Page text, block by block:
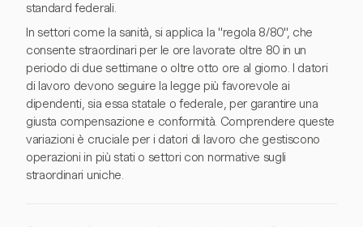
standard federali.
In settori come la sanità, si applica la "regola 8/80", che
consente straordinari per le ore lavorate oltre 80 in un
periodo di due settimane o oltre otto ore al giorno. I datori
di lavoro devono seguire la legge più favorevole ai
dipendenti, sia essa statale o federale, per garantire una
giusta compensazione e conformità. Comprendere queste
variazioni è cruciale per i datori di lavoro che gestiscono
operazioni in più stati o settori con normative sugli
straordinari uniche.